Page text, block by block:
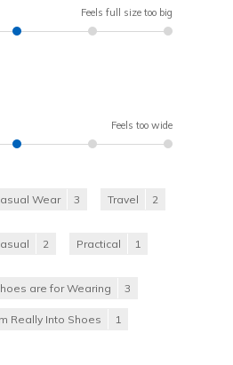
Feels full size too big
Feels too wide
Wear 3 Travel 2
2 Practical 1
are for Wearing 3
Really Into Shoes 1